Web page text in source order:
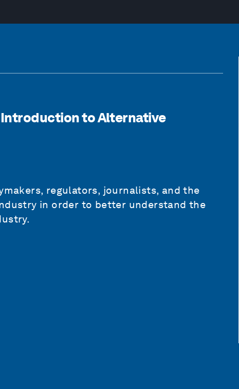
to Alternative
regulators, journalists, and the
in order to better understand the